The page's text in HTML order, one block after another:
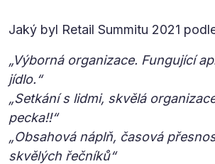
Jaký byl Retail Summitu 2021
„Výborná organizace. Fungující
jídlo.“
„Setkání s lidmi, skvělá
pecka!!“
„Obsahová náplň, časová
skvělých řečníků“